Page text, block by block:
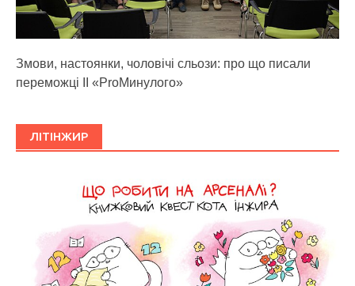
Змови, настоянки, чоловічі сльози: про що писали
переможці ІІ «ProМинулого»
ЛІТІНЖИР